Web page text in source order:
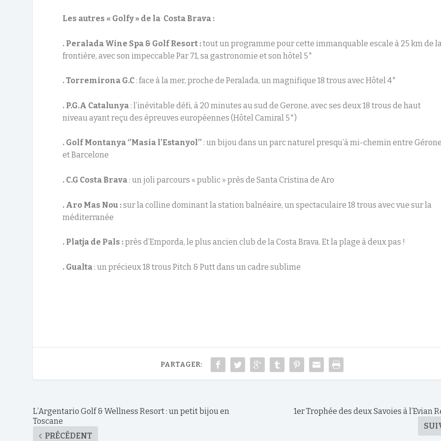
Les autres « Golfy » de la Costa Brava :
. Peralada Wine Spa & Golf Resort :tout un programme pour cette immanquable escale à 25 km de
frontière, avec son impeccable Par 71, sa gastronomie et son hôtel 5*
. Torremirona G.C : face à la mer, proche de Peralada, un magnifique 18 trous avec Hôtel 4*
. P.G.A Catalunya : l’inévitable défi, à 20 minutes au sud de Gerone, avec ses deux 18 trous de haut
niveau ayant reçu des épreuves européennes (Hôtel Camiral 5*)
. Golf Montanya ‘’Masia l’Estanyol’’ : un bijou dans un parc naturel presqu’à mi-chemin entre
et Barcelone
. C.G Costa Brava : un joli parcours « public » près de Santa Cristina de Aro
. Aro Mas Nou :sur la colline dominant la station balnéaire, un spectaculaire 18 trous avec vue sur la
méditerranée
. Platja de Pals :près d’Emporda, le plus ancien club de la Costa Brava. Et la plage à deux pas !
. Gualta : un précieux 18 trous Pitch & Putt dans un cadre sublime
PARTAGER:
L’Argentario Golf & Wellness Resort : un petit bijou en
Toscane
PRÉCÉDENT
1er Trophée des deux Savoies à l’Evian